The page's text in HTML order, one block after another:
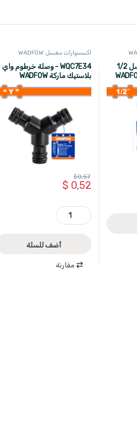
WQC1E12 - وصلة مغسل 1/2
اكسسوارات مغسل WADFOW
WQC7E34 - وصلة خرطوم واي
بلاستيك ماركة WADFOW
$ 0,52
$0,57
WQC7E34 - وصلة خرطوم واي بلاستيك ماركة WADFOW quantity
أضف للسلة
مقارنة